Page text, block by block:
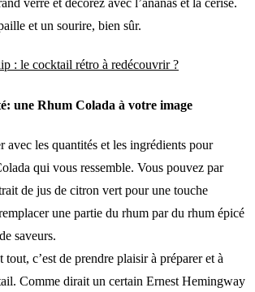
verre et décorez avec l’ananas et la cerise.
et un sourire, bien sûr.
: le cocktail rétro à redécouvrir ?
une Rhum Colada à votre image
avec les quantités et les ingrédients pour
qui vous ressemble. Vous pouvez par
de jus de citron vert pour une touche
une partie du rhum par du rhum épicé
saveurs.
c’est de prendre plaisir à préparer et à
Comme dirait un certain Ernest Hemingway